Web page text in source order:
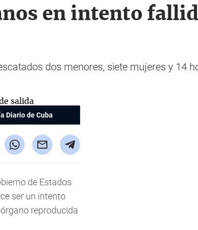
en intento
dos menores, siete mujeres y 14
Diario de Cuba
de Estados
ser un intento
reproducida